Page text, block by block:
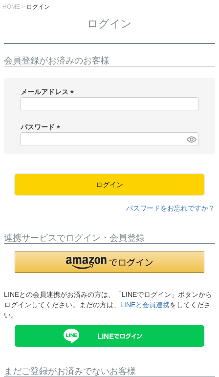
HOME ログイン
ログイン
会員登録がお済みのお客様
メールアドレス
)
パスワード
ログイン
パスワードをお忘れですか？
連携サービスでログイン・会員登録
LINEとの会員連携がお済みの方は、「LINEでログイン」ボタンから
ログインしてください。まだの方は、 LINEと会員連携をしてくださ
い。
まだご登録がお済みでないお客様